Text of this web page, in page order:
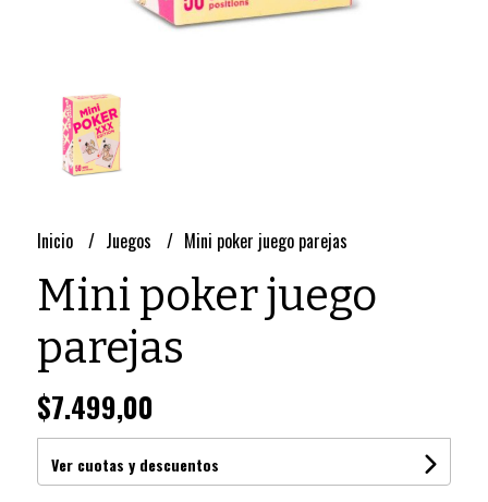
Inicio Juegos Mini poker juego parejas
Mini poker juego
parejas
$7.499,00
Ver cuotas y descuentos